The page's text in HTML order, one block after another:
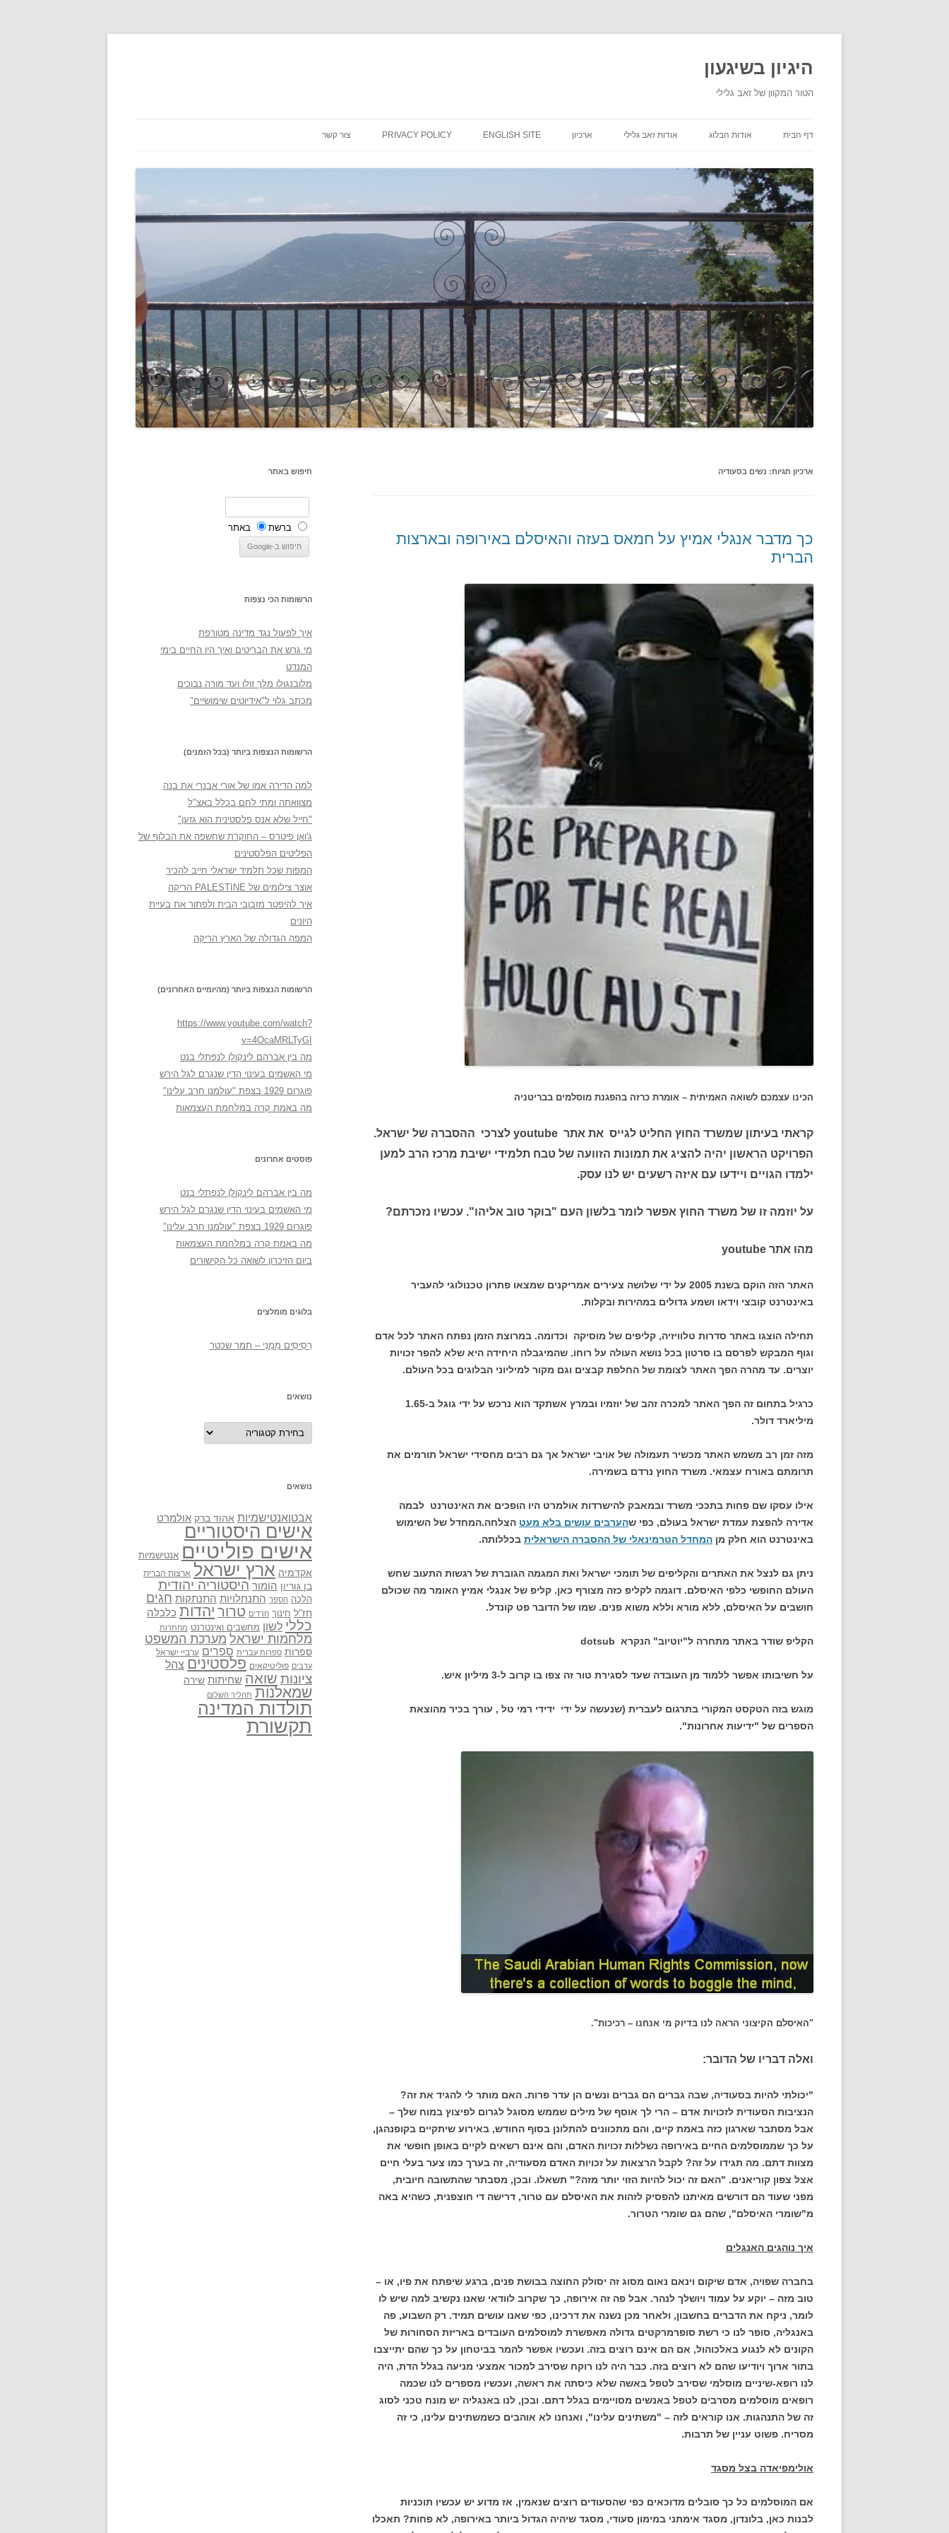
היגיון בשיגעון
הטור המקוון של זאב גלילי
דף הבית אודות הבלוג אודות זאב גלילי ארכיון ENGLISH SITE
PRIVACY POLICY צור קשר
ארכיון תגיות: נשים בסעודיה
כך מדבר אנגלי אמיץ על חמאס בעזה והאיסלם באירופה ובארצות
הברית
הכינו עצמכם לשואה האמיתית – אומרת כרזה בהפגנת מוסלמים בבריטניה
קראתי בעיתון שמשרד החוץ החליט לגייס את אתר youtube לצרכי ההסברה של ישראל.
הפרויקט הראשון יהיה להציג את תמונות הזוועה של טבח תלמידי ישיבת מרכז הרב למען
ילמדו הגויים ויידעו עם איזה רשעים יש לנו עסק.
על יוזמה זו של משרד החוץ אפשר לומר בלשון העם "בוקר טוב אליהו". עכשיו נזכרתם?
מהו אתר youtube
האתר הזה הוקם בשנת 2005 על ידי שלושה צעירים אמריקנים שמצאו פתרון טכנולוגי להעביר
באינטרנט קובצי וידאו ושמע גדולים במהירות ובקלות.
תחילה הוצגו באתר סדרות טלוויזיה, קליפים של מוסיקה וכדומה. במרוצת הזמן נפתח האתר לכל אדם
וגוף המבקש לפרסם בו סרטון בכל נושא העולה על רוחו. שהמיגבלה היחידה היא שלא להפר זכויות
יוצרים. עד מהרה הפך האתר לצומת של החלפת קבצים וגם מקור למיליוני הבלוגים בכל העולם.
כרגיל בתחום זה הפך האתר למכרה זהב של יוזמיו ובמרץ אשתקד הוא נרכש על ידי גוגל ב-1.65
מיליארד דולר.
מזה זמן רב משמש האתר מכשיר תעמולה של אויבי ישראל אך גם רבים מחסידי ישראל תורמים את
תרומתם באורח עצמאי. משרד החוץ נרדם בשמירה.
אילו עסקו שם פחות בתככי משרד ובמאבק להישרדות אולמרט היו הופכים את האינטרנט לבמה
אדירה להפצת עמדת ישראל בעולם, כפי שהערבים עושים בלא מעט הצלחה.המחדל של השימוש
באינטרנט הוא חלק מן המחדל הטרמינאלי של ההסברה הישראלית בכללותה.
ניתן גם לנצל את האתרים והקליפים של תומכי ישראל ואת המגמה הגוברת של רגשות התעוב שחש
העולם החופשי כלפי האיסלם. דוגמה לקליפ כזה מצורף כאן. קליפ של אנגלי אמיץ האומר מה שכולם
חושבים על האיסלם, ללא מורא וללא משוא פנים. שמו של הדובר פט קונדל.
הקליפ שודר באתר מתחרה ל"יוטיוב" הנקרא dotsub
על חשיבותו אפשר ללמוד מן העובדה שעד לסגירת טור זה צפו בו קרוב ל-3 מיליון איש.
מוגש בזה הטקסט המקורי בתרגום לעברית (שנעשה על ידי ידידי רמי טל , עורך בכיר מהוצאת
הספרים של "ידיעות אחרונות".
"האיסלם הקיצוני הראה לנו בדיוק מי אנחנו – רכיכות".
ואלה דבריו של הדובר:
"יכולתי להיות בסעודיה, שבה גברים הם גברים ונשים הן עדר פרות. האם מותר לי להגיד את זה?
הנציבות הסעודית לזכויות אדם – הרי לך אוסף של מילים שממש מסוגל לגרום לפיצוץ במוח שלך –
אבל מסתבר שארגון כזה באמת קיים, והם מתכוונים להתלונן בסוף החודש, באירוע שיתקיים בקופנהגן,
על כך שממוסלמים החיים באירופה נשללות זכויות האדם, והם אינם רשאים לקיים באופן חופשי את
מצוות דתם. מה תגידו על זה? לקבל הרצאות על זכויות האדם מסעודיה, זה בערך כמו צער בעלי חיים
אצל צפון קוריאנים. "האם זה יכול להיות הזוי יותר מזה?" תשאלו. ובכן, מסבתר שהתשובה חיובית,
מפני שעוד הם דורשים מאיתנו להפסיק לזהות את האיסלם עם טרור, דרישה די חוצפנית, כשהיא באה
מ"שומרי האיסלם", שהם גם שומרי הטרור.
איך נוהגים האנגלים
בחברה שפויה, אדם שיקום וינאם נאום מסוג זה יסולק החוצה בבושת פנים, ברגע שיפתח את פיו, או –
טוב מזה – יוקע על עמוד ויושלך לנהר. אבל פה זה אירופה, כך שקרוב לוודאי שאנו נקשיב למה שיש לו
לומר, ניקח את הדברים בחשבון, ולאחר מכן נשנה את דרכינו, כפי שאנו עושים תמיד. רק השבוע, פה
באנגליה, סופר לנו כי רשת סופרמרקטים גדולה מאפשרת למוסלמים העובדים באריזת הסחורות של
הקונים לא לנגוע באלכוהול, אם הם אינם רוצים בזה. ועכשיו אפשר להמר בביטחון על כך שהם יתייצבו
בתור ארוך ויודיעו שהם לא רוצים בזה. כבר היה לנו רוקח שסירב למכור אמצעי מניעה בגלל הדת, היה
לנו רופא-שיניים מוסלמי שסירב לטפל באשה שלא כיסתה את ראשה, ועכשיו מספרים לנו שכמה
רופאים מוסלמים מסרבים לטפל באנשים מסויימים בגלל דתם. ובכן, לנו באנגליה יש מונח טכני לסוג
זה של התנהגות. אנו קוראים לזה – "משתינים עלינו", ואנחנו לא אוהבים כשמשתינים עלינו, כי זה
מסריח. פשוט עניין של תרבות.
אולימפיאדה בצל מסגד
אם המוסלמים כל כך סובלים מדוכאים כפי שהסעודים רוצים שנאמין, אז מדוע יש עכשיו תוכניות
לבנות כאן, בלונדון, מסגד אימתני במימון סעודי, מסגד שיהיה הגדול ביותר באירופה, לא פחות? תאכלו
חיפוש באתר
ברשת באתר
הרשומות הכי נצפות
איך לפעול נגד מדינה מטורפת
מי גרש את הבריטים ואיך היו החיים בימי
המנדט
מלובנגולו מלך זולו ועד מורה נבוכים
מכתב גלוי ל"אידיוטים שימושיים"
הרשומות הנצפות ביותר (בכל הזמנים)
למה הדירה אמו של אורי אבנרי את בנה
מצוואתה ומתי לחם בכלל באצ"ל
"חייל שלא אנס פלסטינית הוא גזען"
ג'ואן פיטרס – החוקרת שחשפה את הבלוף של
הפליטים הפלסטינים
המפות שכל תלמיד ישראלי חייב להכיר
אוצר צילומים של PALESTINE הריקה
איך להיפטר מזבובי הבית ולפתור את בעיית
היונים
המפה הגדולה של הארץ הריקה
הרשומות הנצפות ביותר (מהיומיים האחרונים)
https://www.youtube.com/watch?
v=4OcaMRLTyGI
מה בין אברהם לינקולן לנפתלי בנט
מי האשמים בעינוי הדין שנגרם לגל הירש
פוגרום 1929 בצפת "עולמנו חרב עלינו"
מה באמת קרה במלחמת העצמאות
פוסטים אחרונים
מה בין אברהם לינקולן לנפתלי בנט
מי האשמים בעינוי הדין שנגרם לגל הירש
פוגרום 1929 בצפת "עולמנו חרב עלינו"
מה באמת קרה במלחמת העצמאות
ביום הזיכרון לשואה כל הקישורים
בלוגים מומלצים
רְסִיסִים מִמֶנִי – תמר שכטר
נושאים
נושאים
נושאים
אבטואנטישמיות אהוד ברק אולמרט
אישים היסטוריים
אישים פוליטיים אנטישמיות
אקדמיה ארץ ישראל ארצות הברית
בן גוריון הומור היסטוריה יהודית
הלכה הספר התנחלויות התנתקות חגים
חז"ל חינוך חרדים טרור יהדות כלכלה
כללי לשון מחשבים ואינטרנט מחתרות
מלחמות ישראל מערכת המשפט
ספרות ספרות עברית ספרים ערביי ישראל
ערבים פוליטיקאים פלסטינים צהל
ציונות שואה שחיתות שירה
שמאלנות תהליך השלום
תולדות המדינה
תקשורת